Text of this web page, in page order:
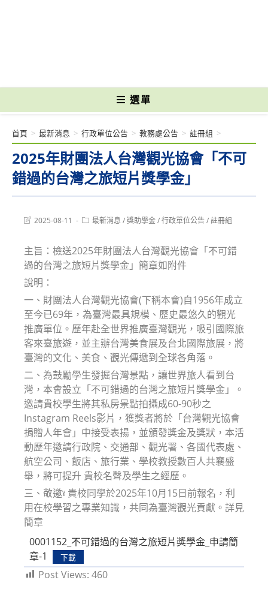
選單
2025年財團法人台灣觀光協會「不可
錯過的台灣之旅短片獎學金」
首頁 > 最新消息 > 行政單位公告 > 教務處公告 > 註冊組 >
Post2025-08-11
Post最新消息 /獎助學金/行政單位公告/註冊組
主旨：檢送2025年財團法人台灣觀光協會「不可錯
過的台灣之旅短片獎學金」簡章如附件
說明：
一、財團法人台灣觀光協會(下稱本會)自1956年成立
至今已69年，為臺灣最具規模、歷史最悠久的觀光
推廣單位。歷年赴全世界推廣臺灣觀光，吸引國際旅
客來臺旅遊，並主辦台灣美食展及台北國際旅展，將
臺灣的文化、美食、觀光傳遞到全球各角落。
二、為鼓勵學生發掘台灣景點，讓世界旅人看到台
灣，本會設立「不可錯過的台灣之旅短片獎學金」。
邀請貴校學生將其私房景點拍攝成60-90秒之
Instagram Reels影片，獲獎者將於「台灣觀光協會
捐贈人年會」中接受表揚，並頒發獎金及獎狀，本活
動歷年邀請行政院、交通部、觀光署、各國代表處、
航空公司、飯店、旅行業、學校教授數百人共襄盛
舉，將可提升 貴校名聲及學生之經歷。
三、敬邀ˠ 貴校同學於2025年10月15日前報名，利
用在校學習之專業知識，共同為臺灣觀光貢獻。詳見
簡章
0001152_不可錯過的台灣之旅短片獎學金_申請簡
章-1
下載
Post Views: 460